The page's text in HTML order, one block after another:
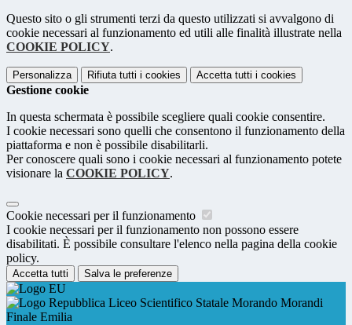
Questo sito o gli strumenti terzi da questo utilizzati si avvalgono di
cookie necessari al funzionamento ed utili alle finalità illustrate nella
COOKIE POLICY.
Personalizza Rifiuta tutti i cookies Accetta tutti i cookies
Gestione cookie
In questa schermata è possibile scegliere quali cookie consentire.
I cookie necessari sono quelli che consentono il funzionamento della
piattaforma e non è possibile disabilitarli.
Per conoscere quali sono i cookie necessari al funzionamento potete
visionare la COOKIE POLICY.
Cookie necessari per il funzionamento
I cookie necessari per il funzionamento non possono essere
disabilitati. È possibile consultare l'elenco nella pagina della cookie
policy.
Accetta tutti Salva le preferenze
Liceo Scientifico Statale Morando Morandi
Finale Emilia